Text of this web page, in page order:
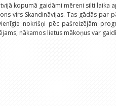
kopumā gaidāmi mēreni silti laika
virs Skandināvijas. Tas gādās par
nokrišņi pēc pašreizējām
nākamos lietus mākoņus var